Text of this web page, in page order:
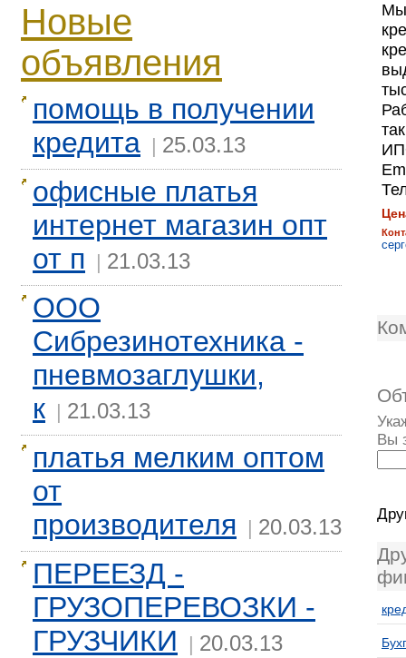
Новые
объявления
помощь в получении
кредита | 25.03.13
офисные платья
интернет магазин опт
от п | 21.03.13
ООО
Сибрезинотехника -
пневмозаглушки,
к | 21.03.13
платья мелким оптом
от
производителя | 20.03.13
ПЕРЕЕЗД -
ГРУЗОПЕРЕВОЗКИ -
ГРУЗЧИКИ | 20.03.13
Мы
Вы